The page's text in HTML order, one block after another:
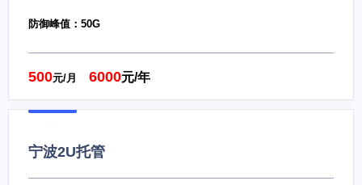
防御峰值：50G
500元/月 6000元/年
宁波2U托管